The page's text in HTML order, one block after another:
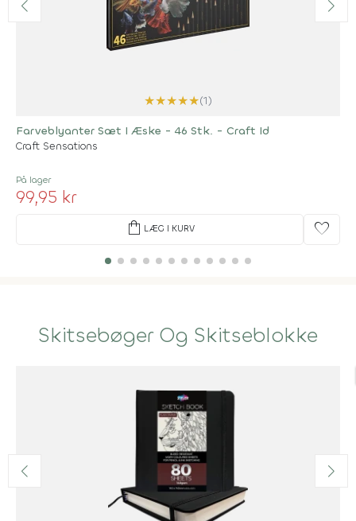
★★★★★(1)
Farveblyanter Sæt I Æske - 46 Stk. - Craft Id
Craft Sensations
På lager
99,95 kr
shopping_bag LÆG I KURV favorite
Skitsebøger Og Skitseblokke